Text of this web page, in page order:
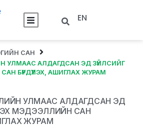
EN
САН
УЛМААС АЛДАГДСАН ЭД ЗҮЙЛСИЙГ
БҮРДҮҮЛЭХ, АШИГЛАХ ЖУРАМ
УЛМААС АЛДАГДСАН ЭД
МЭДЭЭЛЛИЙН САН
ЖУРАМ